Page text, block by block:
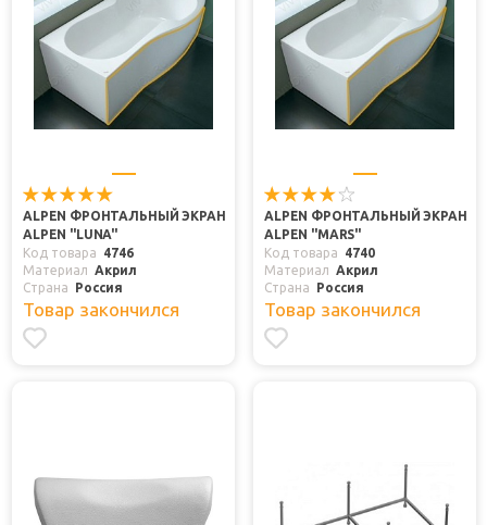
ALPEN ФРОНТАЛЬНЫЙ ЭКРАН
ALPEN "LUNA"
Код товара
4746
Материал
Акрил
Страна
Россия
Товар закончился
ALPEN ФРОНТАЛЬНЫЙ ЭКРАН
ALPEN "MARS"
Код товара
4740
Материал
Акрил
Страна
Россия
Товар закончился